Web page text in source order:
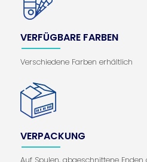
VERFÜGBARE FARBEN
Verschiedene Farben erhältlich
VERPACKUNG